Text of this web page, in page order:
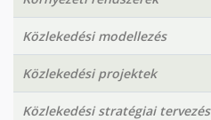
Közlekedési modellezés
Közlekedési projektek
Közlekedési stratégiai tervezés